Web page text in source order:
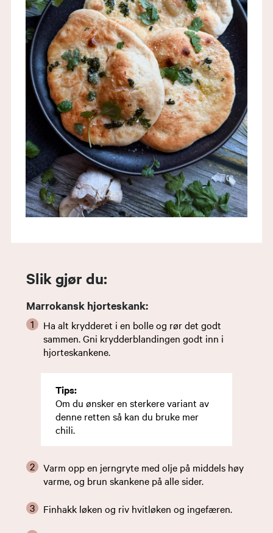
Slik gjør du:
Marrokansk hjorteskank:
Ha alt krydderet i en bolle og rør det godt
sammen. Gni krydderblandingen godt inn i
hjorteskankene.
Tips:
Om du ønsker en sterkere variant av
denne retten så kan du bruke mer
chili.
Varm opp en jerngryte med olje på middels høy
varme, og brun skankene på alle sider.
Finhakk løken og riv hvitløken og ingefæren.